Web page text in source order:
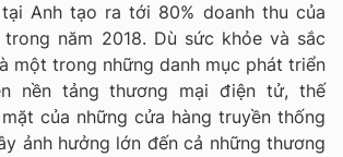
Anh tạo ra tới 80% doanh thu của
trong năm 2018. Dù sức khỏe và sắc
một trong những danh mục phát triển
nền tảng thương mại điện tử, thế
của những cửa hàng truyền thống
ảnh hưởng lớn đến cả những thương